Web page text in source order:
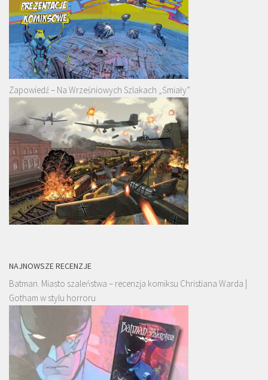
Zapowiedź – Na Wrześniowych Szlakach „Śmiały”
NAJNOWSZE RECENZJE
Batman. Miasto szaleństwa – recenzja komiksu Christiana Warda |
Gotham w stylu horroru